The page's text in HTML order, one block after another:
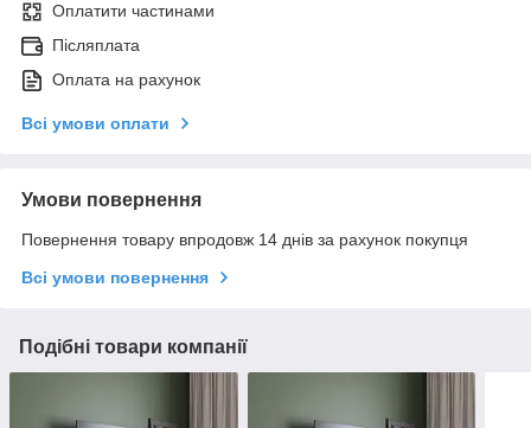
Оплатити частинами
Післяплата
Оплата на рахунок
Всі умови оплати
Умови повернення
Повернення товару впродовж 14 днів за рахунок покупця
Всі умови повернення
Подібні товари компанії